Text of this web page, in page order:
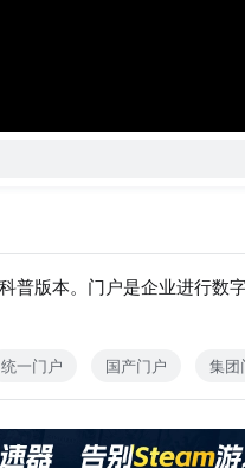
普版本。门户是企业进行数
统一门户 国产门户 集团